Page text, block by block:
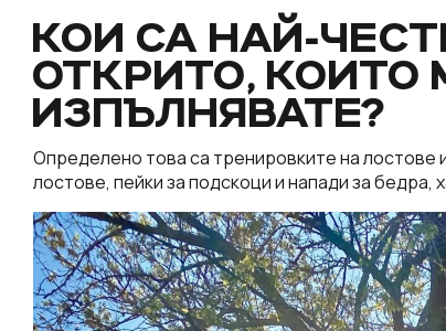
КОИ СА НАЙ-
ОТКРИТО, КОИТО
ИЗПЪЛНЯВАТЕ?
Определено това са тренировките на лостове
лостове, пейки за подскоци и напади за бедра,